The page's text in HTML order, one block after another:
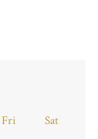
Fri
Sat